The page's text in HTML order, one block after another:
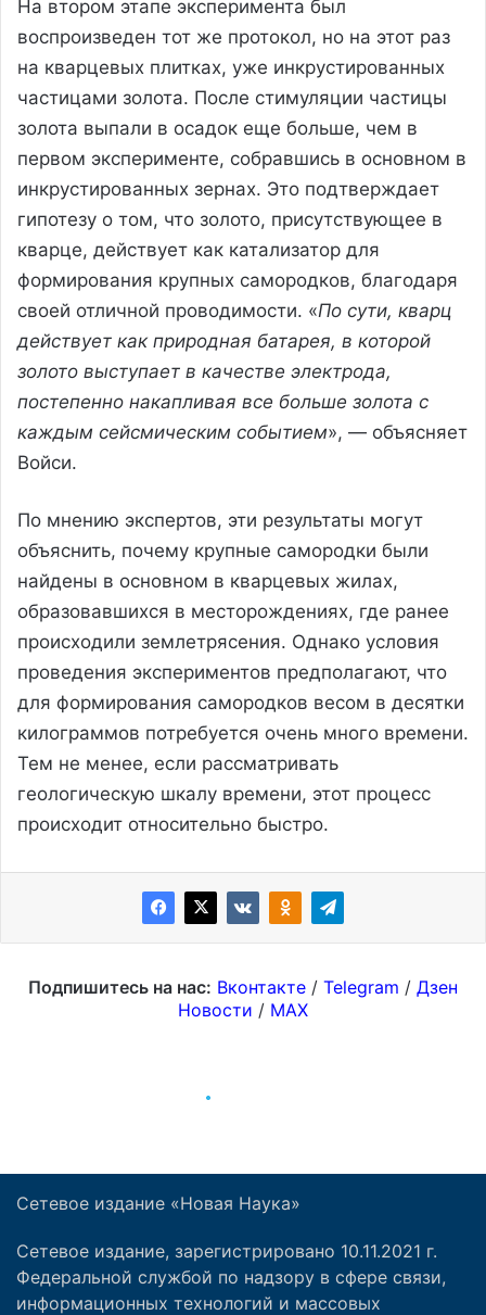
Сетевое издание «Новая Наука»
Сетевое издание, зарегистрировано 10.11.2021 г.
Федеральной службой по надзору в сфере связи,
информационных технологий и массовых